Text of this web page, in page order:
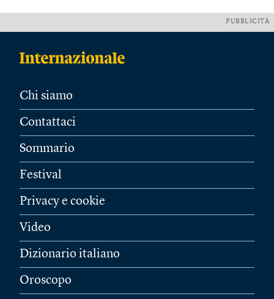
PUBBLICITÀ
Chi siamo
Contattaci
Sommario
Festival
Privacy e cookie
Video
Dizionario italiano
Oroscopo